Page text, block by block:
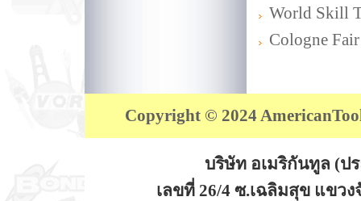
World Skill
Cologne
Copyright © 2024
บริษัท อเมริกันทูล (ป
เลขที่ 26/4 ซ.เฉลิมสุข แขวง